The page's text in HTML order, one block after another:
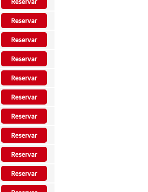
Reservar
Reservar
Reservar
Reservar
Reservar
Reservar
Reservar
Reservar
Reservar